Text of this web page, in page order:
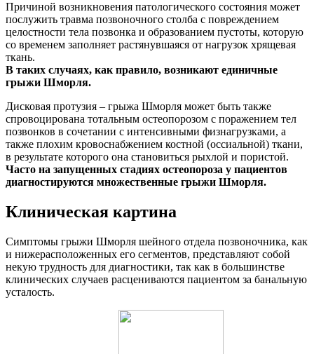
Причиной возникновения патологического состояния может
послужить травма позвоночного столба с повреждением
целостности тела позвонка и образованием пустоты, которую
со временем заполняет растянувшаяся от нагрузок хрящевая
ткань.
В таких случаях, как правило, возникают единичные
грыжи Шморля.
Дисковая протузия – грыжа Шморля может быть также
спровоцирована тотальным остеопорозом с поражением тел
позвонков в сочетании с интенсивными физнагрузками, а
также плохим кровоснабжением костной (оссиальной) ткани,
в результате которого она становиться рыхлой и пористой.
Часто на запущенных стадиях остеопороза у пациентов
диагностируются множественные грыжи Шморля.
Клиническая картина
Симптомы грыжи Шморля шейного отдела позвоночника, как
и нижерасположенных его сегментов, представляют собой
некую трудность для диагностики, так как в большинстве
клинических случаев расцениваются пациентом за банальную
усталость.